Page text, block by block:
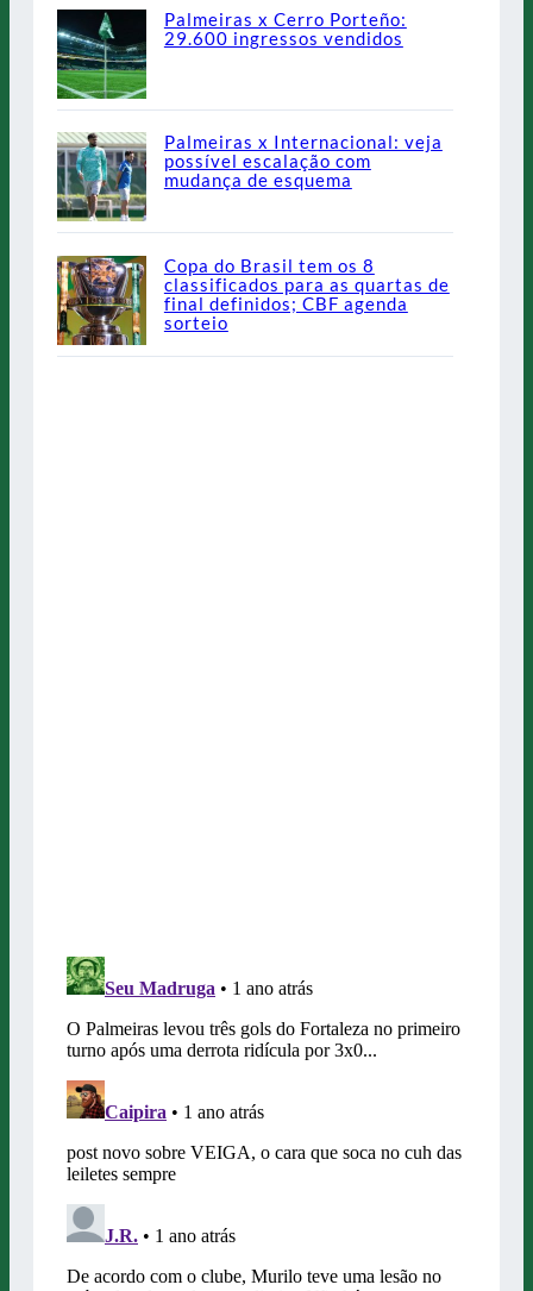
Palmeiras x Cerro Porteño:
29.600 ingressos vendidos
Palmeiras x Internacional: veja
possível escalação com
mudança de esquema
Copa do Brasil tem os 8
classificados para as quartas de
final definidos; CBF agenda
sorteio